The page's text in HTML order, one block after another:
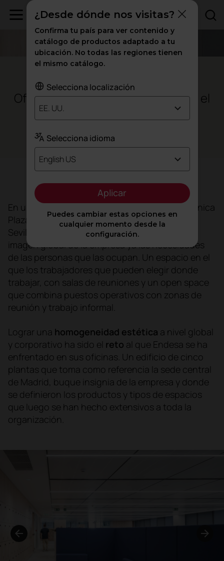
Oficinas de Endesa para potenciar el
Oficinas
Objetivo
En un privilegiado entorno y con vistas a la icónica
Plaza de España, lasoficinas de Endesaen
Sevilla, se han rediseñado para adaptarse a la
imagen global de la empresa ya las necesidades
de las personas que las ocupan. Un espacio en el
que los trabajadores que pueden elegir donde
trabajar, con salas de reuniones y un open space
que combina puestos operativos con zonas de
reunión y trabajo informal.
Lograr una homogeneidad estética a nivel global
y corporativo ha sido el reto al que Endesa se ha
enfrentado en sus oficinas. Un edificio de cinco
plantas que toma como referencia la sede central
de Madrid, buque insignia de la empresa y donde
se definieron los productos y tipos de espacios
que luego se han hecho extensivos a toda la
organización.
¿Desde dónde nos visitas?
Confirma tu país para ver contenido y
catálogo de productos adaptado a tu
ubicación. No todas las regiones tienen
el mismo catálogo.
Selecciona localización
EE. UU.
Selecciona idioma
English US
Aplicar
Puedes cambiar estas opciones en
cualquier momento desde la
configuración.